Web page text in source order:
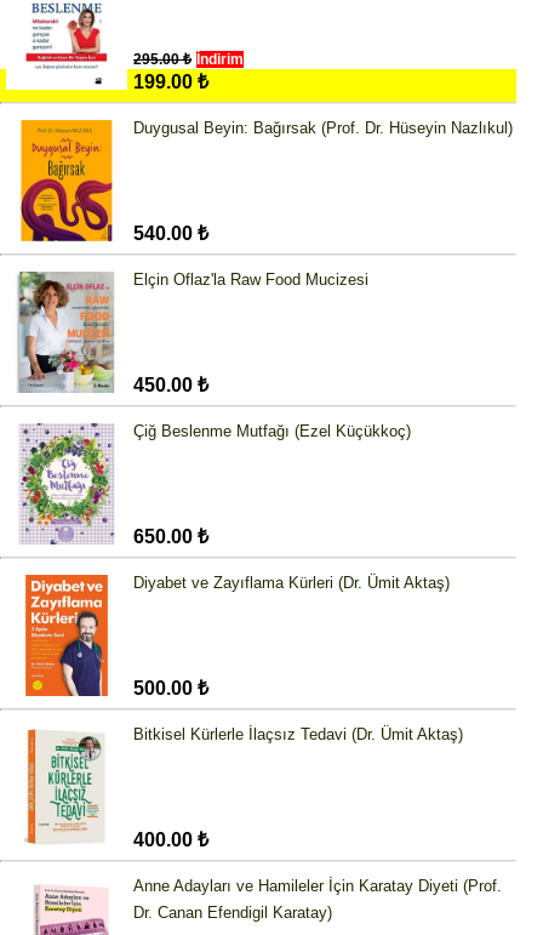
295.00 ₺ İndirim
199.00 ₺
Duygusal Beyin: Bağırsak (Prof. Dr. Hüseyin Nazlıkul)
540.00 ₺
Elçin Oflaz'la Raw Food Mucizesi
450.00 ₺
Çiğ Beslenme Mutfağı (Ezel Küçükkoç)
650.00 ₺
Diyabet ve Zayıflama Kürleri (Dr. Ümit Aktaş)
500.00 ₺
Bitkisel Kürlerle İlaçsız Tedavi (Dr. Ümit Aktaş)
400.00 ₺
Anne Adayları ve Hamileler İçin Karatay Diyeti (Prof.
Dr. Canan Efendigil Karatay)